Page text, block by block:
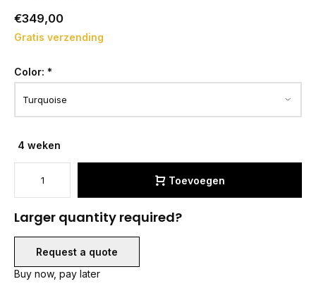
€349,00
Gratis verzending
Color: *
4 weken
Toevoegen
Larger quantity required?
Request a quote
Buy now, pay later